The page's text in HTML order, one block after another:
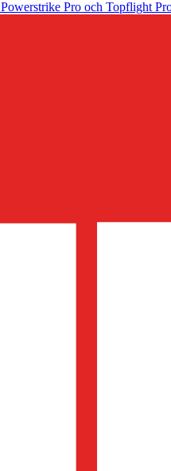
Pro och Topflight